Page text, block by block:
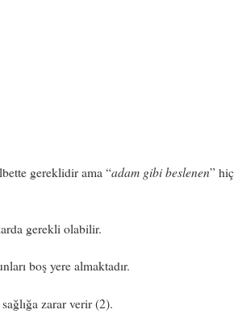
gereklidir ama “adam gibi beslenen” hiç
gerekli olabilir.
boş yere almaktadır.
zarar verir (2).